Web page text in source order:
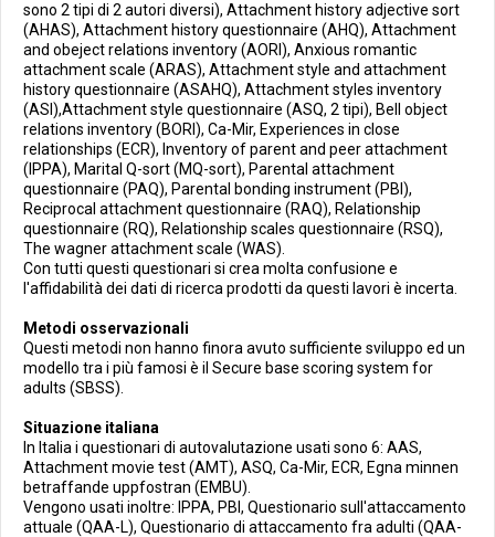
sono 2 tipi di 2 autori diversi), Attachment history adjective sort
(AHAS), Attachment history questionnaire (AHQ), Attachment
and obeject relations inventory (AORI), Anxious romantic
attachment scale (ARAS), Attachment style and attachment
history questionnaire (ASAHQ), Attachment styles inventory
(ASI),Attachment style questionnaire (ASQ, 2 tipi), Bell object
relations inventory (BORI), Ca-Mir, Experiences in close
relationships (ECR), Inventory of parent and peer attachment
(IPPA), Marital Q-sort (MQ-sort), Parental attachment
questionnaire (PAQ), Parental bonding instrument (PBI),
Reciprocal attachment questionnaire (RAQ), Relationship
questionnaire (RQ), Relationship scales questionnaire (RSQ),
The wagner attachment scale (WAS).
Con tutti questi questionari si crea molta confusione e
l'affidabilità dei dati di ricerca prodotti da questi lavori è incerta.
Metodi osservazionali
Questi metodi non hanno finora avuto sufficiente sviluppo ed un
modello tra i più famosi è il Secure base scoring system for
adults (SBSS).
Situazione italiana
In Italia i questionari di autovalutazione usati sono 6: AAS,
Attachment movie test (AMT), ASQ, Ca-Mir, ECR, Egna minnen
betraffande uppfostran (EMBU).
Vengono usati inoltre: IPPA, PBI, Questionario sull'attaccamento
attuale (QAA-L), Questionario di attaccamento fra adulti (QAA-